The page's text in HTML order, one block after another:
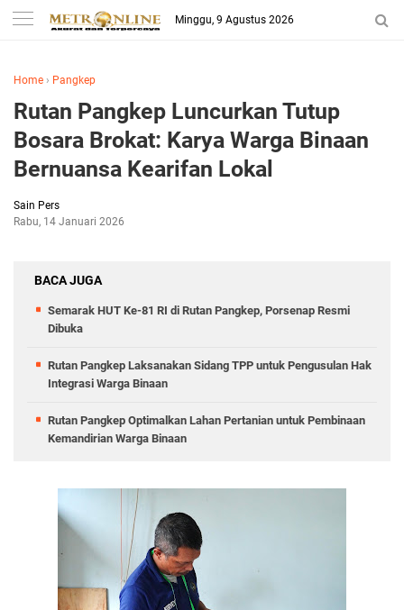
Minggu, 9 Agustus 2026
Home › Pangkep
Rutan Pangkep Luncurkan Tutup
Bosara Brokat: Karya Warga Binaan
Bernuansa Kearifan Lokal
Sain Pers
Rabu, 14 Januari 2026
BACA JUGA
Semarak HUT Ke-81 RI di Rutan Pangkep, Porsenap Resmi
Dibuka
Rutan Pangkep Laksanakan Sidang TPP untuk Pengusulan Hak
Integrasi Warga Binaan
Rutan Pangkep Optimalkan Lahan Pertanian untuk Pembinaan
Kemandirian Warga Binaan